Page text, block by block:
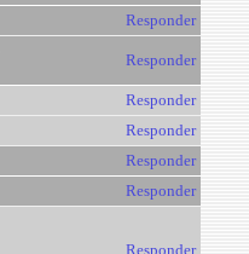
Responder
Responder
Responder
Responder
Responder
Responder
Responder